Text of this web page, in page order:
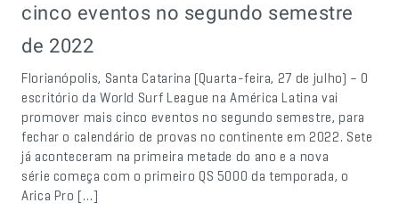
cinco eventos no segundo semestre
de 2022
Florianópolis, Santa Catarina (Quarta-feira, 27 de julho) – O
escritório da World Surf League na América Latina vai
promover mais cinco eventos no segundo semestre, para
fechar o calendário de provas no continente em 2022. Sete
já aconteceram na primeira metade do ano e a nova
série começa com o primeiro QS 5000 da temporada, o
Arica Pro […]